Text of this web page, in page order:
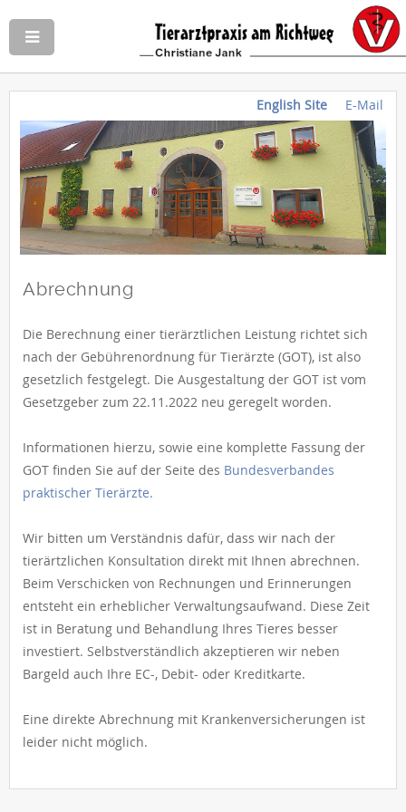
English Site E-Mail
Abrechnung
Die Berechnung einer tierärztlichen Leistung richtet sich
nach der Gebührenordnung für Tierärzte (GOT), ist also
gesetzlich festgelegt. Die Ausgestaltung der GOT ist vom
Gesetzgeber zum 22.11.2022 neu geregelt worden.
Informationen hierzu, sowie eine komplette Fassung der
GOT finden Sie auf der Seite des Bundesverbandes
praktischer Tierärzte.
Wir bitten um Verständnis dafür, dass wir nach der
tierärtzlichen Konsultation direkt mit Ihnen abrechnen.
Beim Verschicken von Rechnungen und Erinnerungen
entsteht ein erheblicher Verwaltungsaufwand. Diese Zeit
ist in Beratung und Behandlung Ihres Tieres besser
investiert. Selbstverständlich akzeptieren wir neben
Bargeld auch Ihre EC-, Debit- oder Kreditkarte.
Eine direkte Abrechnung mit Krankenversicherungen ist
leider nicht möglich.